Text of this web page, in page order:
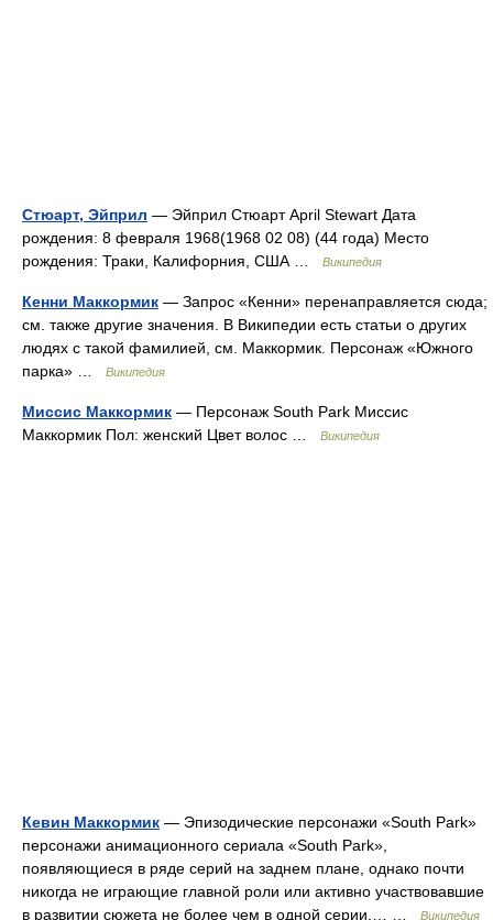
Стюарт, Эйприл — Эйприл Стюарт April Stewart Дата
рождения: 8 февраля 1968(1968 02 08) (44 года) Место
рождения: Траки, Калифорния, США …
Википедия
Кенни Маккормик — Запрос «Кенни» перенаправляется сюда;
см. также другие значения. В Википедии есть статьи о других
людях с такой фамилией, см. Маккормик. Персонаж «Южного
парка» …
Википедия
Миссис Маккормик — Персонаж South Park Миссис
Маккормик Пол: женский Цвет волос …
Википедия
Кевин Маккормик — Эпизодические персонажи «South Park»
персонажи анимационного сериала «South Park»,
появляющиеся в ряде серий на заднем плане, однако почти
никогда не играющие главной роли или активно участвовавшие
в развитии сюжета не более чем в одной серии.… …
Википедия